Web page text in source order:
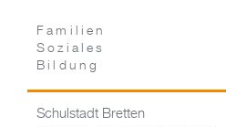
Familien
Soziales
Bildung
Schulstadt Bretten